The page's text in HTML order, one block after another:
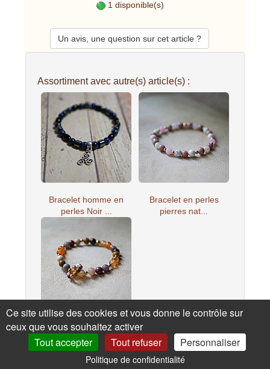
1 disponible(s)
Un avis, une question sur cet article ?
Assortiment avec autre(s) article(s) :
Bracelet homme en
perles Noir ...
Bracelet en perles
pierres nat...
Bracelet en perles
pierres nat...
Ce site utilise des cookies et vous donne le contrôle sur
ceux que vous souhaitez activer
Tout accepter
Tout refuser Personnaliser
Politique de confidentialité